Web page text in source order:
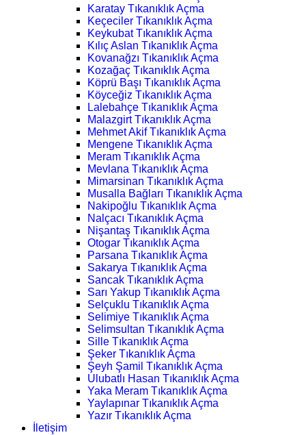
Karatay Tıkanıklık Açma
Keçeciler Tıkanıklık Açma
Keykubat Tıkanıklık Açma
Kılıç Aslan Tıkanıklık Açma
Kovanağzı Tıkanıklık Açma
Kozağaç Tıkanıklık Açma
Köprü Başı Tıkanıklık Açma
Köyceğiz Tıkanıklık Açma
Lalebahçe Tıkanıklık Açma
Malazgirt Tıkanıklık Açma
Mehmet Akif Tıkanıklık Açma
Mengene Tıkanıklık Açma
Meram Tıkanıklık Açma
Mevlana Tıkanıklık Açma
Mimarsinan Tıkanıklık Açma
Musalla Bağları Tıkanıklık Açma
Nakipoğlu Tıkanıklık Açma
Nalçacı Tıkanıklık Açma
Nişantaş Tıkanıklık Açma
Otogar Tıkanıklık Açma
Parsana Tıkanıklık Açma
Sakarya Tıkanıklık Açma
Sancak Tıkanıklık Açma
Sarı Yakup Tıkanıklık Açma
Selçuklu Tıkanıklık Açma
Selimiye Tıkanıklık Açma
Selimsultan Tıkanıklık Açma
Sille Tıkanıklık Açma
Şeker Tıkanıklık Açma
Şeyh Şamil Tıkanıklık Açma
Ulubatlı Hasan Tıkanıklık Açma
Yaka Meram Tıkanıklık Açma
Yaylapınar Tıkanıklık Açma
Yazır Tıkanıklık Açma
İletişim